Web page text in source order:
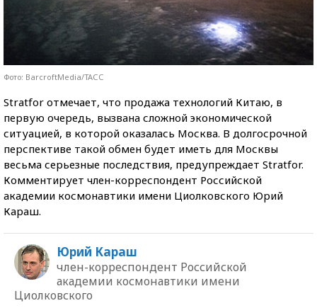
Фото: BarcroftMedia/ТАСС
Stratfor отмечает, что продажа технологий Китаю, в
первую очередь, вызвана сложной экономической
ситуацией, в которой оказалась Москва. В долгосрочной
перспективе такой обмен будет иметь для Москвы
весьма серьезные последствия, предупреждает Stratfor.
Комментирует член-корреспондент Российской
академии космонавтики имени Циолковского Юрий
Караш.
Юрий Караш
член-корреспондент Российской
академии космонавтики имени
Циолковского